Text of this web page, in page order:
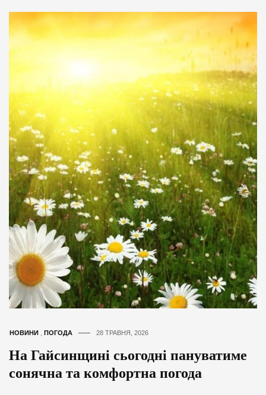
НОВИНИ ПОГОДА 28 ТРАВНЯ, 2026
На Гайсинщині сьогодні пануватиме
сонячна та комфортна погода